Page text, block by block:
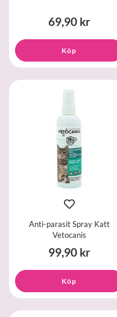
69,90 kr
Köp
Anti-parasit Spray Katt
Vetocanis
99,90 kr
Köp